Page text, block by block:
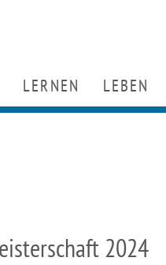
LERNEN LEBEN
2024